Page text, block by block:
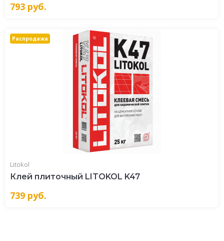
793 руб.
Распродажа
Litokol
Клей плиточный LITOKOL K47
739 руб.